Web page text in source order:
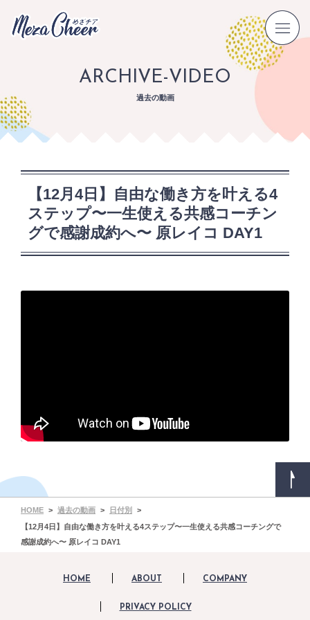
ARCHIVE-VIDEO
過去の動画
【12月4日】自由な働き方を叶える4
ステップ〜一生使える共感コーチン
グで感謝成約へ〜 原レイコ DAY1
HOME 過去の動画
日付別
【12月4日】自由な働き方を叶える4ステップ〜一生使える共感コーチングで
感謝成約へ〜 原レイコ DAY1
HOME ABOUT COMPANY
PRIVACY POLICY